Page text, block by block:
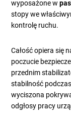
wyposażone w
stopy we
kontrolę ruchu.
Całość opiera się
poczucie
przednim
stabilność
wyciszona
odgłosy pracy